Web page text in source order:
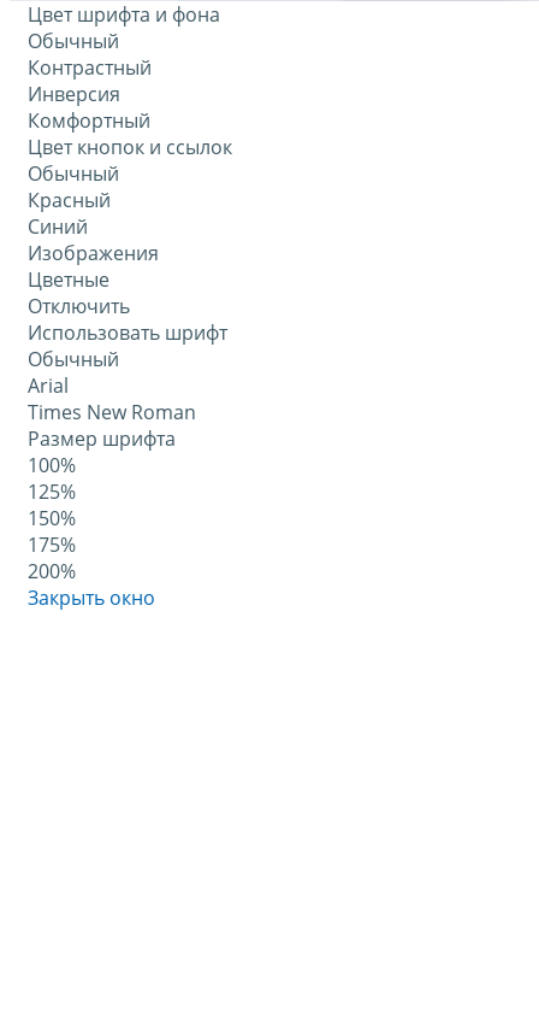
Цвет шрифта и фона
Обычный
Контрастный
Инверсия
Комфортный
Цвет кнопок и ссылок
Обычный
Красный
Синий
Изображения
Цветные
Отключить
Использовать шрифт
Обычный
Arial
Times New Roman
Размер шрифта
100%
125%
150%
175%
200%
Закрыть окно